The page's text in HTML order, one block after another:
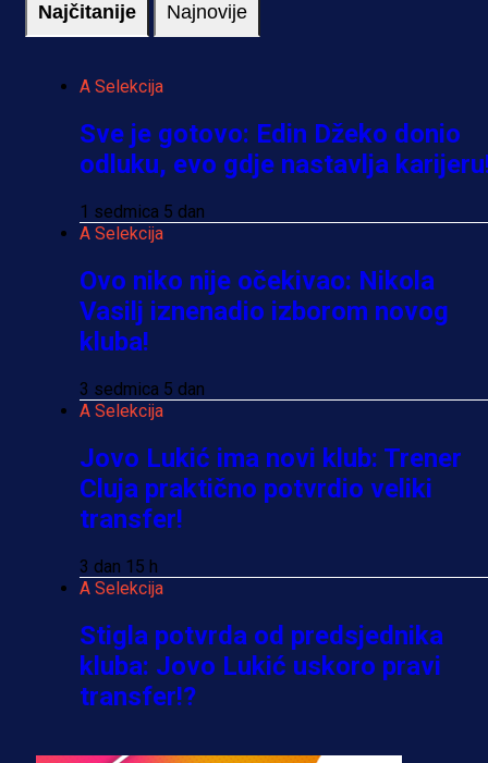
Najčitanije Najnovije
A Selekcija
Sve je gotovo: Edin Džeko donio
odluku, evo gdje nastavlja
1 sedmica 5 dan
A Selekcija
Ovo niko nije očekivao: Nikola
Vasilj iznenadio izborom novog
kluba!
3 sedmica 5 dan
A Selekcija
Jovo Lukić ima novi klub: Trener
Cluja praktično potvrdio veliki
transfer!
3 dan 15 h
A Selekcija
Stigla potvrda od predsjednika
kluba: Jovo Lukić uskoro pravi
transfer!?